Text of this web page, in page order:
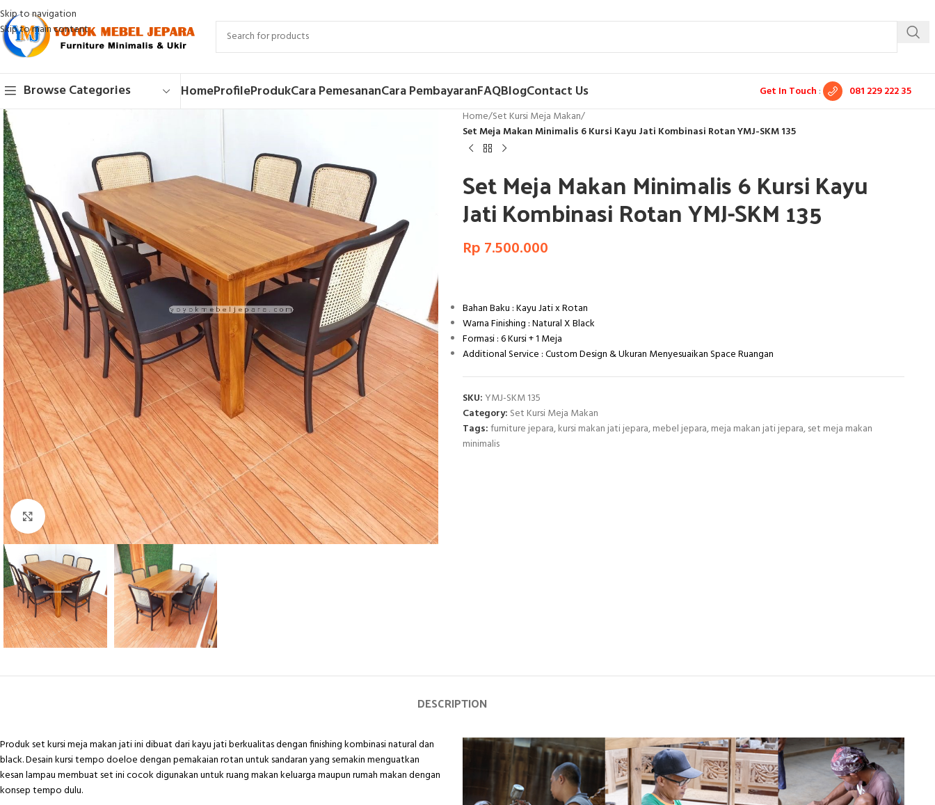
Skip to navigation
Skip to main content
Browse Categories HomeProfileProdukCara PemesananCara PembayaranFAQBlogContact Us Get In Touch : 081 229 222 35
Click to enlarge
Home/Set Kursi Meja Makan/
Set Meja Makan Minimalis 6 Kursi Kayu Jati Kombinasi Rotan YMJ-SKM 135
Set Meja Makan Minimalis 6 Kursi Kayu
Jati Kombinasi Rotan YMJ-SKM 135
Rp 7.500.000
Bahan Baku : Kayu Jati x Rotan
Warna Finishing : Natural X Black
Formasi : 6 Kursi + 1 Meja
Additional Service : Custom Design & Ukuran Menyesuaikan Space Ruangan
SKU: YMJ-SKM 135
Category: Set Kursi Meja Makan
Tags:furniture jepara,kursi makan jati jepara,mebel jepara,meja makan jati jepara,set meja makan
minimalis
DESCRIPTION
Produk set kursi meja makan jati ini dibuat dari kayu jati berkualitas dengan finishing kombinasi natural dan
black. Desain kursi tempo doeloe dengan pemakaian rotan untuk sandaran yang semakin menguatkan
kesan lampau membuat set ini cocok digunakan untuk ruang makan keluarga maupun rumah makan dengan
konsep tempo dulu.